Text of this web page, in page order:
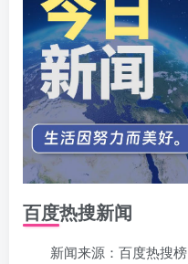
百度热搜新闻
新闻来源：百度热搜榜